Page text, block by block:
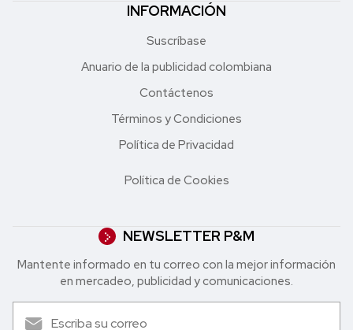
INFORMACIÓN
Suscríbase
Anuario de la publicidad colombiana
Contáctenos
Términos y Condiciones
Política de Privacidad
Política de Cookies
NEWSLETTER P&M
Mantente informado en tu correo con la mejor in formación
en mercadeo, publicidad y comunicaciones.